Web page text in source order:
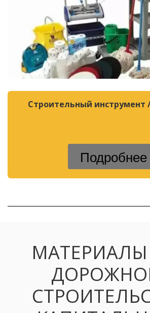
Строительный инструмент
Подробнее